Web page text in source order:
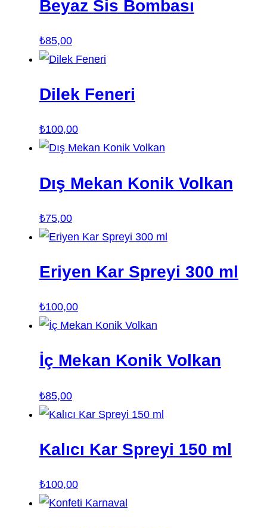
Beyaz Sis Bombası
₺85,00
Dilek Feneri
₺100,00
Dış Mekan Konik Volkan
₺75,00
Eriyen Kar Spreyi 300 ml
₺100,00
İç Mekan Konik Volkan
₺85,00
Kalıcı Kar Spreyi 150 ml
₺100,00